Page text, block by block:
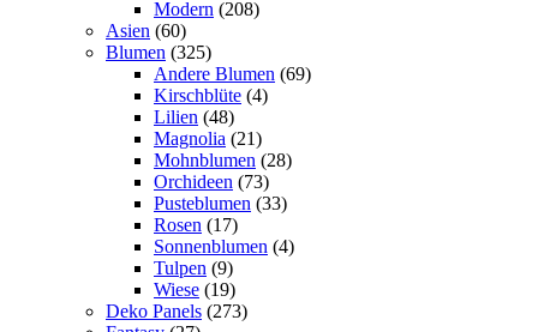
Modern (208)
Asien (60)
Blumen (325)
Andere Blumen (69)
Kirschblüte (4)
Lilien (48)
Magnolia (21)
Mohnblumen (28)
Orchideen (73)
Pusteblumen (33)
Rosen (17)
Sonnenblumen (4)
Tulpen (9)
Wiese (19)
Deko Panels (273)